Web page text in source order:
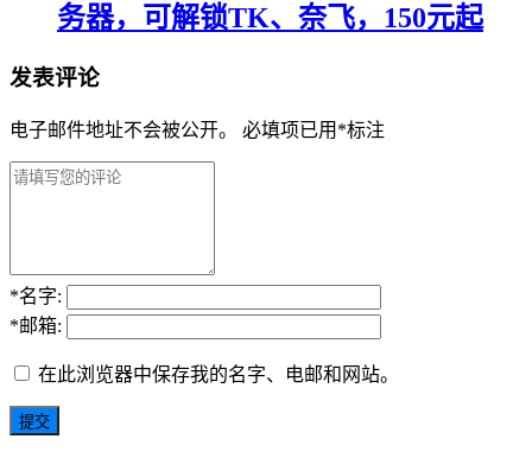
务器，可解锁TK、奈飞，150元起
发表评论
电子邮件地址不会被公开。 必填项已用 *标注
*名字:
*邮箱:
在此浏览器中保存我的名字、电邮和网站。